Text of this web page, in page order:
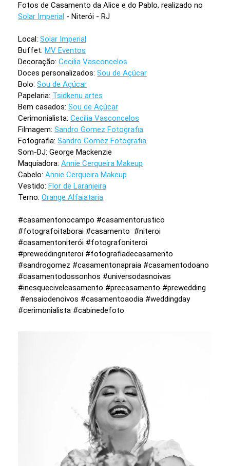
Fotos de Casamento da Alice e do Pablo, realizado no
Solar Imperial - Niterói - RJ
Local: Solar Imperial
Buffet: MV Eventos
Decoração: Cecilia Vasconcelos
Doces personalizados: Sou de Açúcar
Bolo: Sou de Açúcar
Papelaria: Tsidkenu artes
Bem casados: Sou de Açúcar
Cerimonialista: Cecilia Vasconcelos
Filmagem: Sandro Gomez Fotografia
Fotografia: Sandro Gomez Fotografia
Som-DJ: George Mackenzie
Maquiadora: Annie Cerqueira Makeup
Cabelo: Annie Cerqueira Makeup
Vestido: Flor de Laranjeira
Terno: Orange Alfaiataria
#casamentonocampo #casamentorustico
#fotografoitaborai #casamento #niteroi
#casamentoniterói #fotografoniteroi
#preweddingniteroi #fotografiadecasamento
#sandrogomez #casamentonapraia #casamentodoano
#casamentodossonhos #universodasnoivas
#inesquecivelcasamento #precasamento #prewedding
#ensaiodenoivos #casamentoaodia #weddingday
#cerimonialista #cabinedefoto